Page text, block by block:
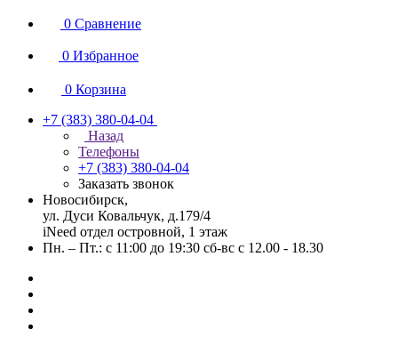
0 Сравнение
0 Избранное
0 Корзина
+7 (383) 380-04-04
Назад
Телефоны
+7 (383) 380-04-04
Заказать звонок
Новосибирск,
ул. Дуси Ковальчук, д.179/4
iNeed отдел островной, 1 этаж
Пн. – Пт.: с 11:00 до 19:30 сб-вс с 12.00 - 18.30